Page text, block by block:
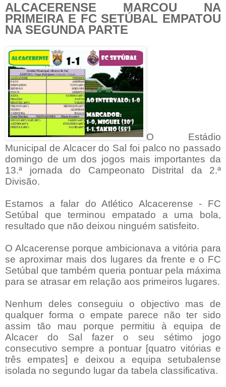
ALCACERENSE MARCOU NA
PRIMEIRA E FC SETÚBAL EMPATOU
NA SEGUNDA PARTE
O Estádio
Municipal de Alcacer do Sal foi palco no passado
domingo de um dos jogos mais importantes da
13.ª jornada do Campeonato Distrital da 2.ª
Divisão.
Estamos a falar do Atlético Alcacerense - FC
Setúbal que terminou empatado a uma bola,
resultado que não deixou ninguém satisfeito.
O Alcacerense porque ambicionava a vitória para
se aproximar mais dos lugares da frente e o FC
Setúbal que também queria pontuar pela máxima
para se atrasar em relação aos primeiros lugares.
Nenhum deles conseguiu o objectivo mas de
qualquer forma o empate parece não ter sido
assim tão mau porque permitiu à equipa de
Alcacer do Sal fazer o seu sétimo jogo
consecutivo sempre a pontuar [quatro vitórias e
três empates] e deixou a equipa setubalense
isolada no segundo lugar da tabela classificativa.